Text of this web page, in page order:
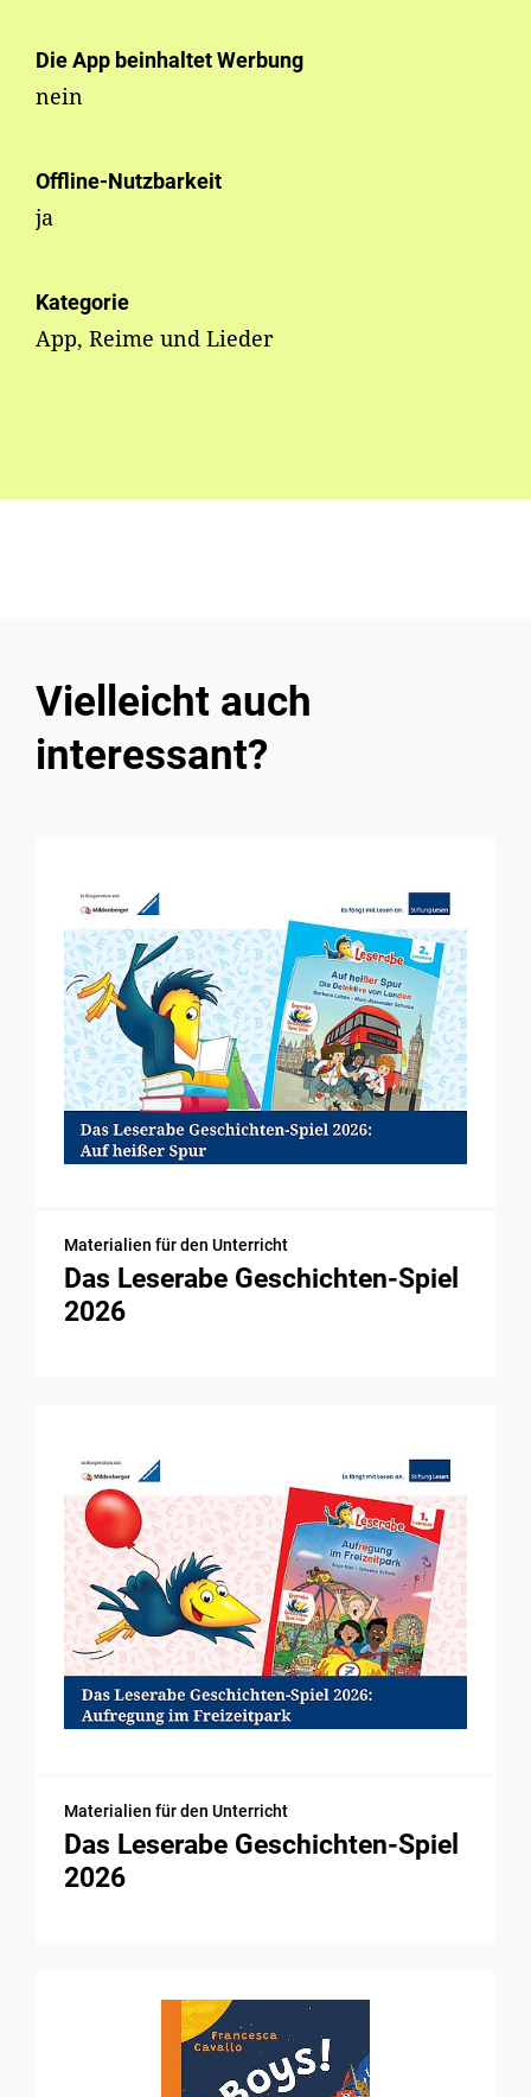
Die App beinhaltet Werbung
nein
Offline-Nutzbarkeit
ja
Kategorie
App, Reime und Lieder
Vielleicht auch
interessant?
Materialien für den Unterricht
Das Leserabe Geschichten-Spiel
2026
Materialien für den Unterricht
Das Leserabe Geschichten-Spiel
2026